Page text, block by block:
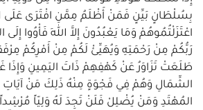
بِسُلْطَانٍ بَيِّنٍ فَمَنْ أَظْلَمُ مِمَّنِ افْتَرَى عَلَى
اعْتَزَلْتُمُوهُمْ وَمَا يَعْبُدُونَ إِلاَّ اللهَ فَأْوُوا
رَبُّكُمْ مِنْ رَحْمَتِهِ وَيُهَيِّئْ لَكُمْ مِنْ أَمْرِكُمْ
طَلَعَتْ تَزَاوَرُ عَنْ كَهْفِهِمْ ذَاتَ اليَمِينِ
الشِّمَالِ وَهُمْ فِي فَجْوَةٍ مِنْهُ ذَلِكَ مَنْ آيَاتِ
المُهْتَدِ وَمَنْ يُضْلِلْ فَلَنْ تَجِدَ لَهُ وَلِيّاً